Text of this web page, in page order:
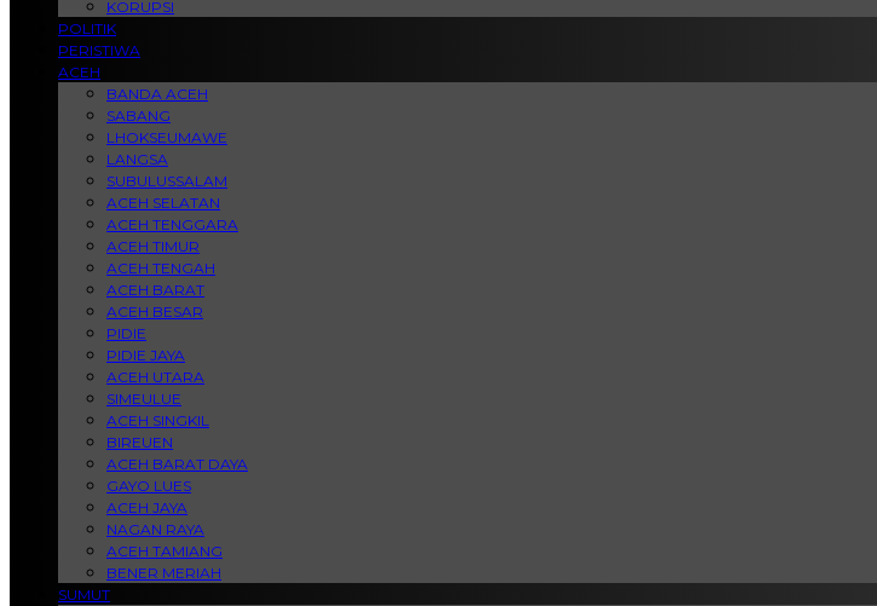
KORUPSI
POLITIK
PERISTIWA
ACEH
BANDA ACEH
SABANG
LHOKSEUMAWE
LANGSA
SUBULUSSALAM
ACEH SELATAN
ACEH TENGGARA
ACEH TIMUR
ACEH TENGAH
ACEH BARAT
ACEH BESAR
PIDIE
PIDIE JAYA
ACEH UTARA
SIMEULUE
ACEH SINGKIL
BIREUEN
ACEH BARAT DAYA
GAYO LUES
ACEH JAYA
NAGAN RAYA
ACEH TAMIANG
BENER MERIAH
SUMUT